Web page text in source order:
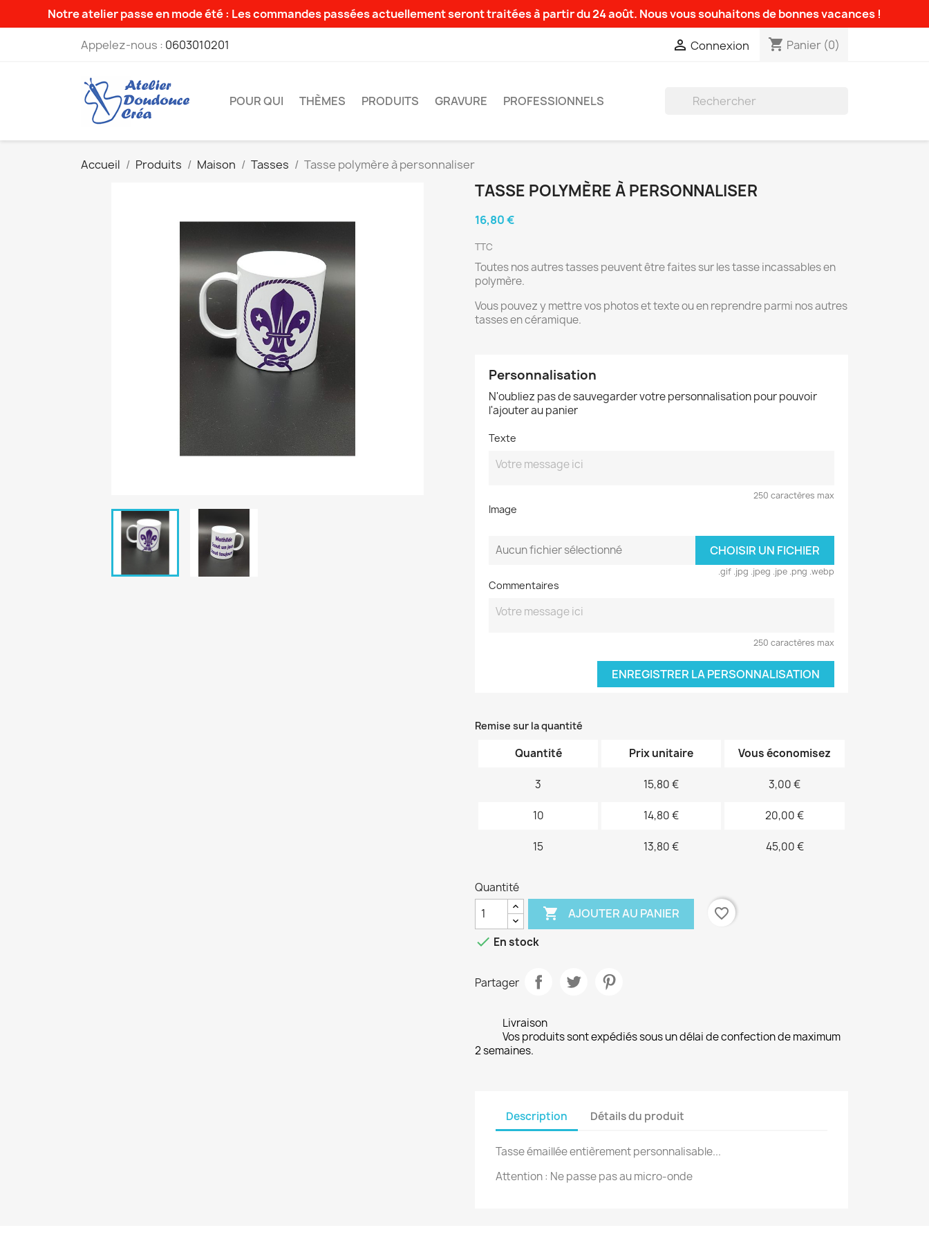
Notre atelier passe en mode été : Les commandes passées actuellement seront traitées à partir du 24 août. Nous vous souhaitons de bonnes vacances !
Appelez-nous : 0603010201  Connexion shopping_cart Panier (0)
POUR QUI THÈMES PRODUITS GRAVURE PROFESSIONNELS
Accueil Produits Maison Tasses Tasse polymère à personnaliser
TASSE POLYMÈRE À PERSONNALISER
16,80 €
TTC
Toutes nos autres tasses peuvent être faites sur les tasse incassables en
polymère.
Vous pouvez y mettre vos photos et texte ou en reprendre parmi nos autres
tasses en céramique.
Personnalisation
N'oubliez pas de sauvegarder votre personnalisation pour pouvoir
l'ajouter au panier
Texte
250 caractères max
Image
Aucun fichier sélectionné CHOISIR UN FICHIER
.gif .jpg .jpeg .jpe .png .webp
Commentaires
250 caractères max
ENREGISTRER LA PERSONNALISATION
Remise sur la quantité
Quantité Prix unitaire Vous économisez
3 15,80 € 3,00 €
10 14,80 € 20,00 €
15 13,80 € 45,00 €
Quantité
 AJOUTER AU PANIER
favorite_border
 En stock
Partager
Livraison
Vos produits sont expédiés sous un délai de confection de maximum
2 semaines.
Description Détails du produit
Tasse émaillée entièrement personnalisable...
Attention : Ne passe pas au micro-onde